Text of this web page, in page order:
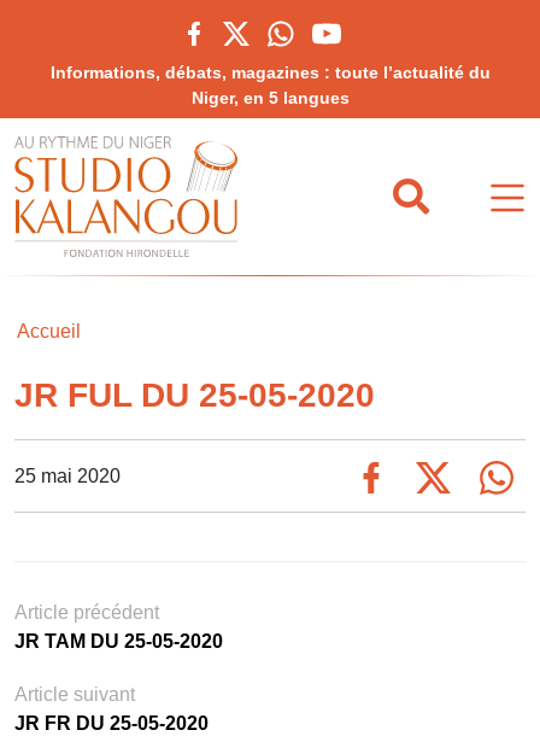
Informations, débats, magazines : toute l’actualité du
Niger, en 5 langues
Accueil
JR FUL DU 25-05-2020
25 mai 2020
Article précédent
JR TAM DU 25-05-2020
Article suivant
JR FR DU 25-05-2020